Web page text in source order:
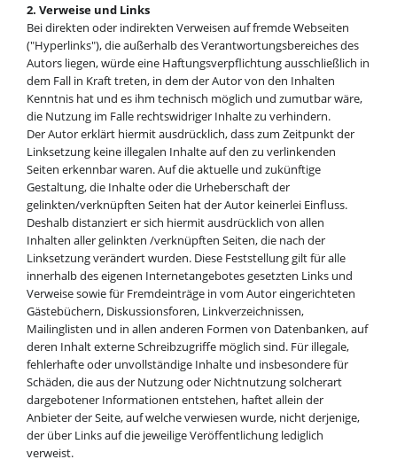
2. Verweise und Links
Bei direkten oder indirekten Verweisen auf fremde Webseiten
("Hyperlinks"), die außerhalb des Verantwortungsbereiches des
Autors liegen, würde eine Haftungsverpflichtung ausschließlich in
dem Fall in Kraft treten, in dem der Autor von den Inhalten
Kenntnis hat und es ihm technisch möglich und zumutbar wäre,
die Nutzung im Falle rechtswidriger Inhalte zu verhindern.
Der Autor erklärt hiermit ausdrücklich, dass zum Zeitpunkt der
Linksetzung keine illegalen Inhalte auf den zu verlinkenden
Seiten erkennbar waren. Auf die aktuelle und zukünftige
Gestaltung, die Inhalte oder die Urheberschaft der
gelinkten/verknüpften Seiten hat der Autor keinerlei Einfluss.
Deshalb distanziert er sich hiermit ausdrücklich von allen
Inhalten aller gelinkten /verknüpften Seiten, die nach der
Linksetzung verändert wurden. Diese Feststellung gilt für alle
innerhalb des eigenen Internetangebotes gesetzten Links und
Verweise sowie für Fremdeinträge in vom Autor eingerichteten
Gästebüchern, Diskussionsforen, Linkverzeichnissen,
Mailinglisten und in allen anderen Formen von Datenbanken, auf
deren Inhalt externe Schreibzugriffe möglich sind. Für illegale,
fehlerhafte oder unvollständige Inhalte und insbesondere für
Schäden, die aus der Nutzung oder Nichtnutzung solcherart
dargebotener Informationen entstehen, haftet allein der
Anbieter der Seite, auf welche verwiesen wurde, nicht derjenige,
der über Links auf die jeweilige Veröffentlichung lediglich
verweist.